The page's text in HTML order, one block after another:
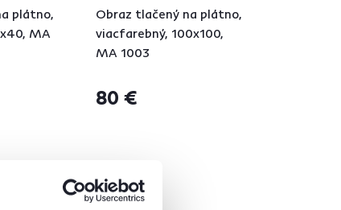
plátno,
MA
Obraz tlačený na plátno,
viacfarebný, 100x100,
MA 1003
80 €